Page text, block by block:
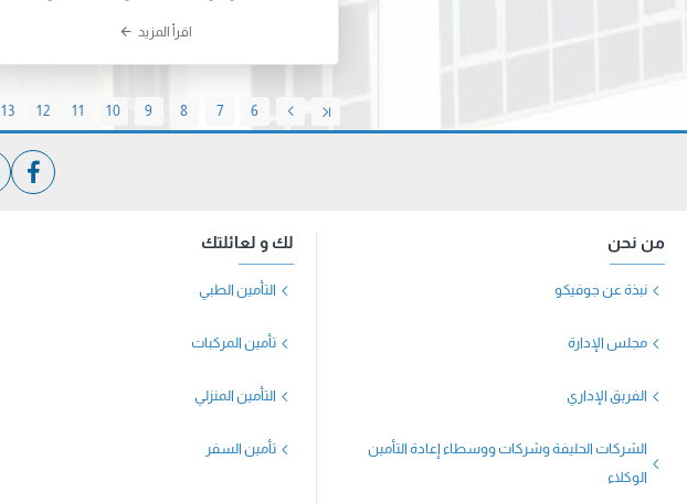
اقرأ المزيد
6
7
8
9
10
11
12
13
من نحن
نبذة عن جوفيكو
مجلس الإدارة
الفريق الإداري
الشركات الحليفة وشركات ووسطاء إعادة التأمين
الوكلاء
لك و لعائلتك
التأمين الطبي
تأمين المركبات
التأمين المنزلي
تأمين السفر